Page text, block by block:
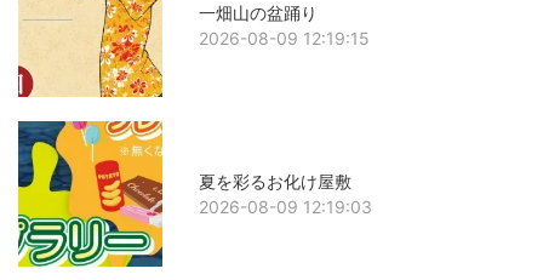
一畑山の盆踊り
2026-08-09 12:19:15
夏を彩るお化け屋敷
2026-08-09 12:19:03